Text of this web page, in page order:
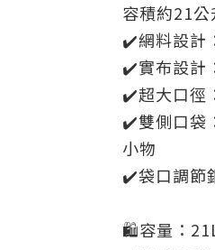
容積約21
✔️網料設計
✔️實布設計
✔️超大口徑
✔️雙側口袋
小物
✔️袋口調節
🛍️容量：